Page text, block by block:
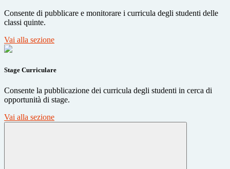
Consente di pubblicare e monitorare i curricula degli studenti delle
classi quinte.
Vai alla sezione
Stage Curriculare
Consente la pubblicazione dei curricula degli studenti in cerca di
opportunità di stage.
Vai alla sezione